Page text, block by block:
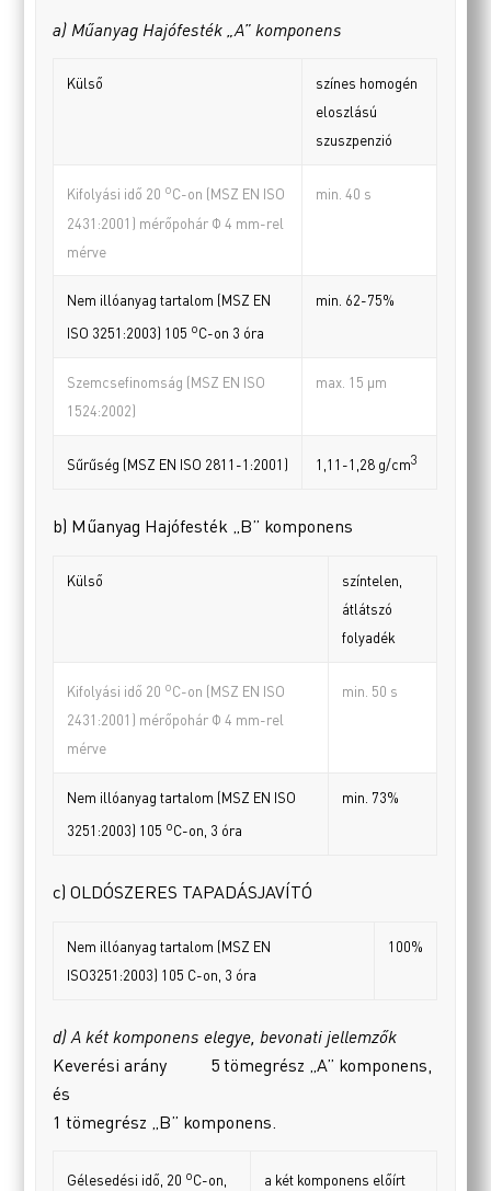
a) Műanyag Hajófesték „A” komponens
Külső
színes homogén
eloszlású
szuszpenzió
Kifolyási idő 20 oC-on (MSZ EN ISO
2431:2001) mérőpohár Φ 4 mm-rel
mérve
min. 40 s
Nem illóanyag tartalom (MSZ EN
ISO 3251:2003) 105 oC-on 3 óra
min. 62-75%
Szemcsefinomság (MSZ EN ISO
1524:2002)
max. 15 µm
Sűrűség (MSZ EN ISO 2811-1:2001) 1,11-1,28 g/cm3
b) Műanyag Hajófesték „B” komponens
Külső
színtelen,
átlátszó
folyadék
Kifolyási idő 20 oC-on (MSZ EN ISO
2431:2001) mérőpohár Φ 4 mm-rel
mérve
min. 50 s
Nem illóanyag tartalom (MSZ EN ISO
3251:2003) 105 oC-on, 3 óra
min. 73%
c) OLDÓSZERES TAPADÁSJAVÍTÓ
Nem illóanyag tartalom (MSZ EN
ISO3251:2003) 105 C-on, 3 óra
100%
d) A két komponens elegye, bevonati jellemzők
Keverési arány 5 tömegrész „A” komponens,
és
1 tömegrész „B” komponens.
Gélesedési idő, 20 oC-on,
a két komponens előírt